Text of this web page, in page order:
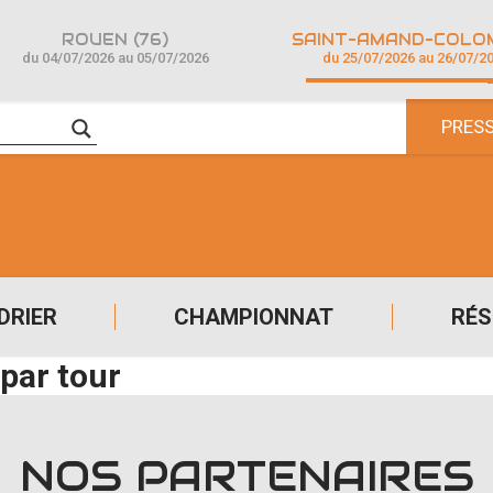
CHAMPIONNAT
ROUEN (76)
du 04/07/2026 au 05/07/2026 du 25/07/2026 au 26/07/
tour
NOS PARTENAIRES